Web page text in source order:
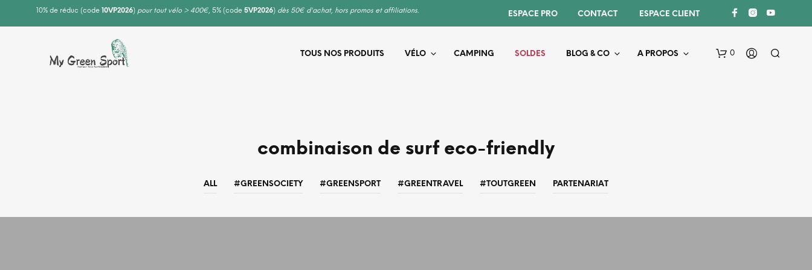
10% de réduc (code 10VP2026) pour tout vélo > 400€, 5% (code 5VP2026) dès 50€ d'achat, hors promos et affiliations. ESPACE PRO CONTACT ESPACE CLIENT
TOUS NOS PRODUITS VÉLO CAMPING SOLDES BLOG & CO A PROPOS 0
combinaison de surf eco-friendly
ALL #GREENSOCIETY #GREENSPORT #GREENTRAVEL #TOUTGREEN PARTENARIAT